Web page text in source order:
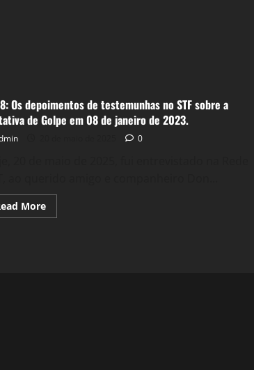
Os depoimentos de testemunhas no STF sobre a
de Golpe em 08 de janeiro de 2023.
0
MoreRead
more